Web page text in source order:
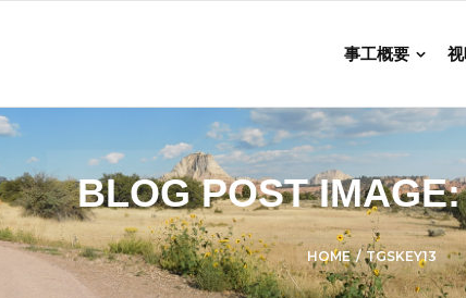
事工概要
BLOG POST IMAGE:
HOME/TGSKEY13